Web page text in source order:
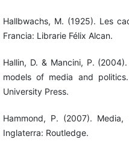
Hallbwachs, M. (1925). Les
Francia: Librarie Félix Alcan.
Hallin, D. & Mancini, P.
models of media and
University Press.
Hammond, P. (2007).
Inglaterra: Routledge.